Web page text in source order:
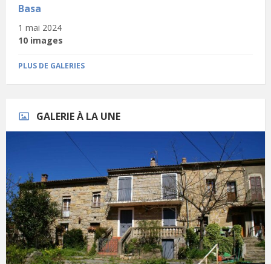
Basa
1 mai 2024
10 images
PLUS DE GALERIES
GALERIE À LA UNE